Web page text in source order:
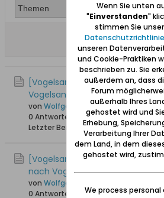
[Vogelsang / Skowronki] Woher
Vogelsangs stammten
von Wolfgang
0 Antworten
29.469 Hits0 Likes
Letzter Beitrag
27.11.2017, 02:42
[Vogelsang / Skowronki] Kurt
nach Vogelsang
von Wolfgang
0 Antworten
14.053 Hits0 Likes
Wenn Sie unten
"Einverstanden"
stimmen Sie
Datenschutzrichtlinie
unseren
und Cookie-Praktiken
beschrieben zu. Sie
außerdem an, dass
Forum
außerhalb Ihres
gehostet wird und
Erhebung,
Verarbeitung Ihrer
dem Land, in dem
gehostet wird,
We process